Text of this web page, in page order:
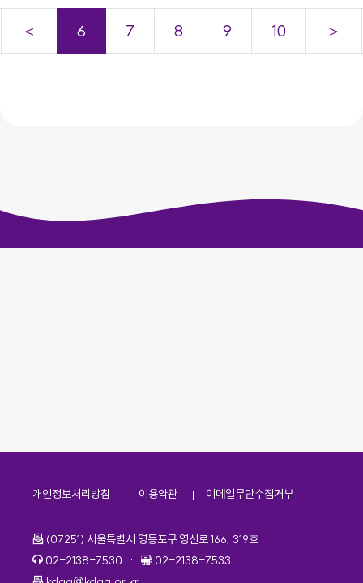
＜ 6 7 8 9 10 ＞
개인정보처리방침 이용약관 이메일무단수집거부
주소
(07251) 서울특별시 영등포구 영신로 166, 319호
전화번호
02-2138-7530 · 팩스번호
02-2138-7533